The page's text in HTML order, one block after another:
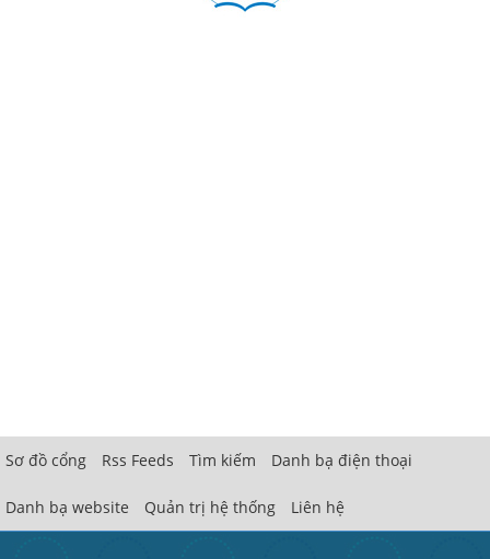
Sơ đồ cổng Rss Feeds Tìm kiếm Danh bạ điện thoại
Danh bạ website Quản trị hệ thống Liên hệ